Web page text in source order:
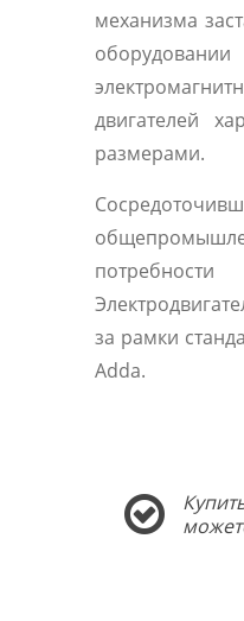
механизма
двигателей
размерами.
за рамки
Adda.